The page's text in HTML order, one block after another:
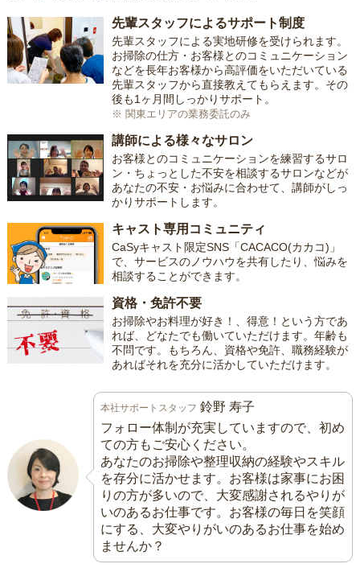
先輩スタッフによるサポート制度
先輩スタッフによる実地研修を受けられます。
お掃除の仕方・お客様とのコミュニケーション
などを長年お客様から高評価をいただいている
先輩スタッフから直接教えてもらえます。その
後も1ヶ月間しっかりサポート。
※ 関東エリアの業務委託のみ
講師による様々なサロン
お客様とのコミュニケーションを練習するサロ
ン・ちょっとした不安を相談するサロンなどが
あなたの不安・お悩みに合わせて、講師がしっ
かりサポートします。
キャスト専用コミュニティ
CaSyキャスト限定SNS「CACACO(カカコ)」
で、サービスのノウハウを共有したり、悩みを
相談することができます。
資格・免許不要
お掃除やお料理が好き！、得意！という方であ
れば、どなたでも働いていただけます。年齢も
不問です。もちろん、資格や免許、職務経験が
あればそれを充分に活かしていただけます。
本社サポートスタッフ 鈴野 寿子
フォロー体制が充実していますので、初め
ての方もご安心ください。
あなたのお掃除や整理収納の経験やスキル
を存分に活かせます。お客様は家事にお困
りの方が多いので、大変感謝されるやりが
いのあるお仕事です。お客様の毎日を笑顔
にする、大変やりがいのあるお仕事を始め
ませんか？